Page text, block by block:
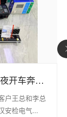
开车奔赴
项目
户王总和李总
安检电气...